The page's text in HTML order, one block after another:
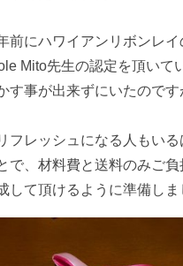
前にハワイアンリボンレイ
Mito先生の認定を頂いて
す事が出来ずにいたので
フレッシュになる人もいる
で、材料費と送料のみご
して頂けるように準備しま